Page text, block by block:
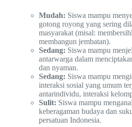
Mudah: Siswa mampu
gotong royong yang sering
masyarakat (misal:
membangun jembatan).
Sedang: Siswa mampu
antarwarga dalam
dan nyaman.
Sedang: Siswa mampu
interaksi sosial yang umum
antarindividu, interaksi
Sulit: Siswa mampu
keberagaman budaya dan
persatuan Indonesia.